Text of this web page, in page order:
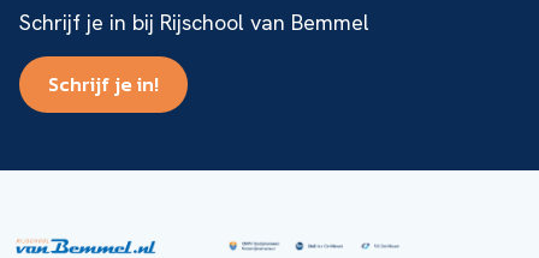
Schrijf je in bij Rijschool van Bemmel
Schrijf je in!